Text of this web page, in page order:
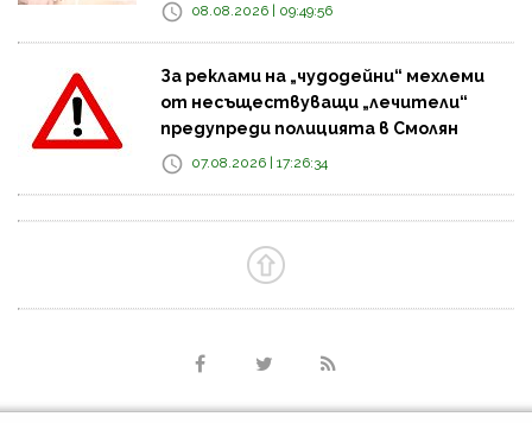
08.08.2026 | 09:49:56
За реклами на „чудодейни“ мехлеми
от несъществуващи „лечители“
предупреди полицията в Смолян
07.08.2026 | 17:26:34